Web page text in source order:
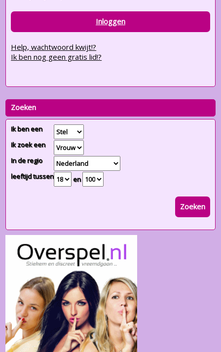
Inloggen
Help, wachtwoord kwijt!?
Ik ben nog geen gratis lid!?
Zoeken
Ik ben een
Ik zoek een
In de regio
leeftijd tussen
en
Zoeken